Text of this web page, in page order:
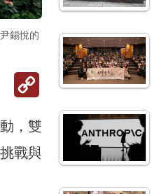
錫悅的
Copy
Link
，雙
戰與